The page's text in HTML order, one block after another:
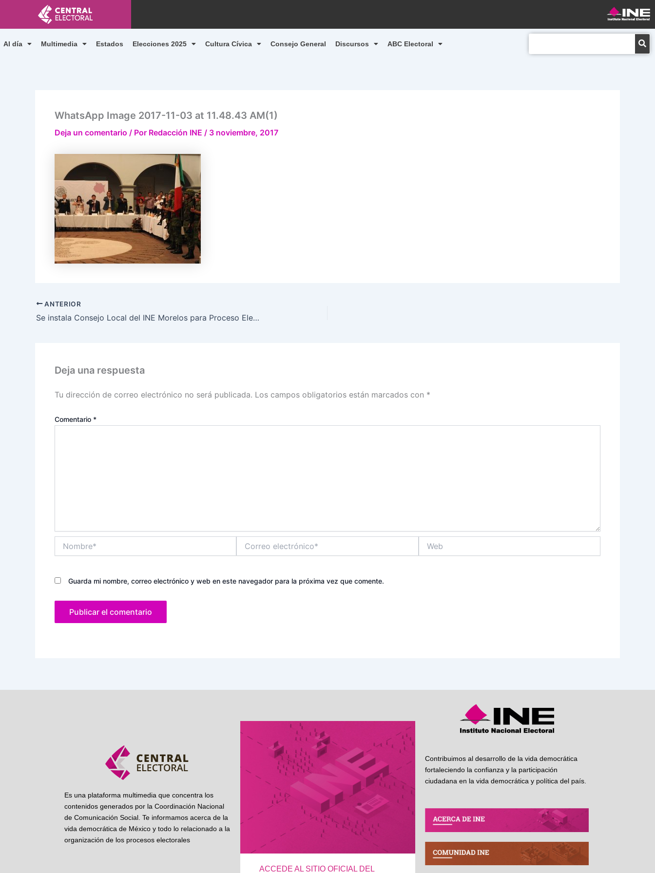
contenido
Al día Multimedia Estados Elecciones 2025 Cultura Cívica Consejo General Discursos ABC Electoral
WhatsApp Image 2017-11-03 at 11.48.43 AM(1)
Deja un comentario / Por Redacción INE / 3 noviembre, 2017
ANTERIOR
Se instala Consejo Local del INE Morelos para Proceso Electoral Federal 2017-2018
Deja una respuesta
Tu dirección de correo electrónico no será publicada. Los campos obligatorios están marcados con *
Comentario *
electrónico*
Guarda mi nombre, correo electrónico y web en este navegador para la próxima vez que comente.
Es una plataforma multimedia que concentra los
contenidos generados por la Coordinación Nacional
de Comunicación Social. Te informamos acerca de la
vida democrática de México y todo lo relacionado a la
organización de los procesos electorales
ACCEDE AL SITIO OFICIAL DEL
Contribuimos al desarrollo de la vida democrática
fortaleciendo la confianza y la participación
ciudadana en la vida democrática y política del país.